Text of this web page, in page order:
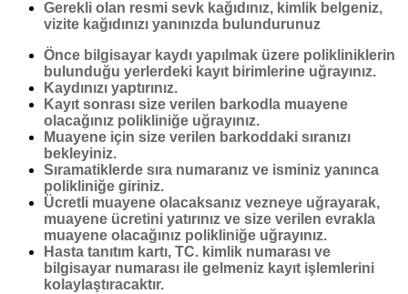
Gerekli olan resmi sevk kağıdınız, kimlik belgeniz,
vizite kağıdınızı yanınızda bulundurunuz
Önce bilgisayar kaydı yapılmak üzere polikliniklerin
bulunduğu yerlerdeki kayıt birimlerine uğrayınız.
Kaydınızı yaptırınız.
Kayıt sonrası size verilen barkodla muayene
olacağınız polikliniğe uğrayınız.
Muayene için size verilen barkoddaki sıranızı
bekleyiniz.
Sıramatiklerde sıra numaranız ve isminiz yanınca
polikliniğe giriniz.
Ücretli muayene olacaksanız vezneye uğrayarak,
muayene ücretini yatırınız ve size verilen evrakla
muayene olacağınız polikliniğe uğrayınız.
Hasta tanıtım kartı, TC. kimlik numarası ve
bilgisayar numarası ile gelmeniz kayıt işlemlerini
kolaylaştıracaktır.